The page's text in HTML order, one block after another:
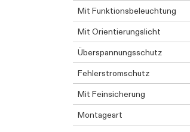
Mit Funktionsbeleuchtung
Mit Orientierungslicht
Überspannungsschutz
Fehlerstromschutz
Mit Feinsicherung
Montageart